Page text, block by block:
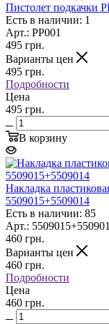
Пистолет подкачки
Есть в наличии: 1
Арт.: PP001
495 грн.
Варианты цен
495 грн.
Подробности
Цена
495 грн.
В корзину
Накладка
5509015+5509014
Есть в наличии: 85
Арт.:
460 грн.
Варианты цен
460 грн.
Подробности
Цена
460 грн.